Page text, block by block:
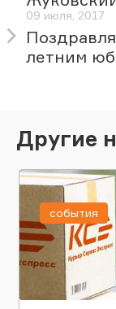
09 июля, 2017
летним
Другие
события